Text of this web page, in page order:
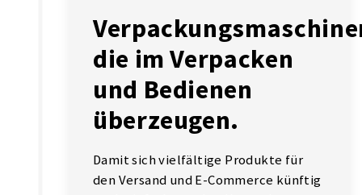
die im Verpacken
und Bedienen
überzeugen.
Damit sich vielfältige Produkte für
den Versand und E-Commerce künftig